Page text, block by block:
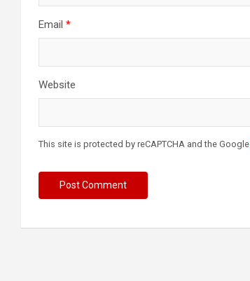
Email *
Website
This site is protected by reCAPTCHA and the Google